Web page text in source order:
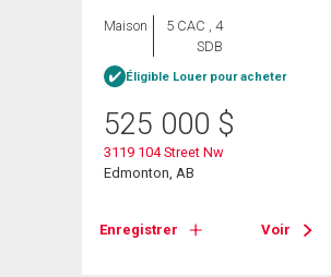
Maison
5 CAC , 4
SDB
Éligible Louer pour acheter
525 000 $
3119 104 Street Nw
Edmonton, AB
Enregistrer Voir